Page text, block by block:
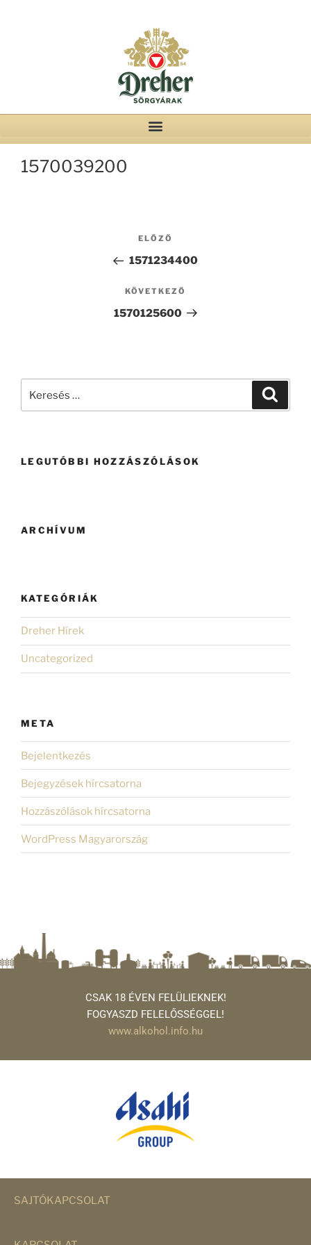
1570039200
ELŐZŐ
1571234400
KÖVETKEZŐ
1570125600
LEGUTÓBBI HOZZÁSZÓLÁSOK
ARCHÍVUM
KATEGÓRIÁK
Dreher Hírek
Uncategorized
META
Bejelentkezés
Bejegyzések hírcsatorna
Hozzászólások hírcsatorna
WordPress Magyarország
CSAK 18 ÉVEN FELÜLIEKNEK!
FOGYASZD FELELŐSSÉGGEL!
www.alkohol.info.hu
SAJTÓKAPCSOLAT